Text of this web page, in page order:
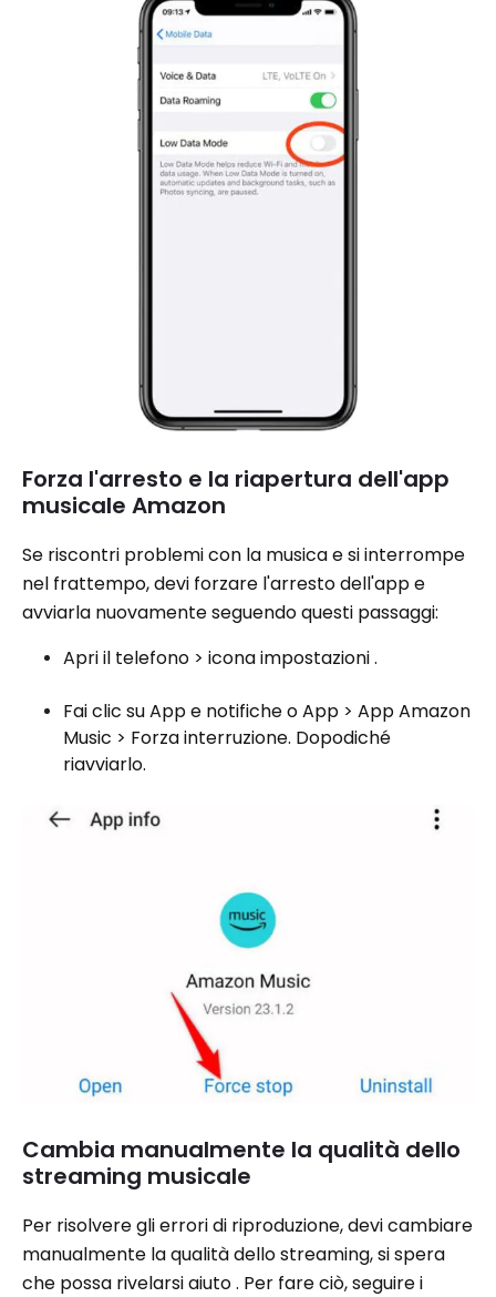
Forza l'arresto e la riapertura dell'app
musicale Amazon
Se riscontri problemi con la musica e si interrompe
nel frattempo, devi forzare l'arresto dell'app e
avviarla nuovamente seguendo questi passaggi:
Apri il telefono > icona impostazioni .
Fai clic su App e notifiche o App > App Amazon
Music > Forza interruzione. Dopodiché
riavviarlo.
Cambia manualmente la qualità dello
streaming musicale
Per risolvere gli errori di riproduzione, devi cambiare
manualmente la qualità dello streaming, si spera
che possa rivelarsi aiuto . Per fare ciò, seguire i